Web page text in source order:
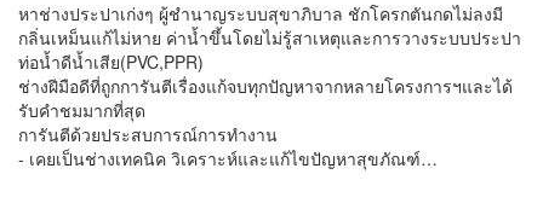
หาช่างประปาเก่งๆ ผู้ชำนาญระบบสุขาภิบาล ชักโครกตันกดไม่ลงมี
กลิ่นเหม็นแก้ไม่หาย ค่าน้ำขึ้นโดยไม่รู้สาเหตุและการวางระบบประปา
ท่อน้ำดีน้ำเสีย(PVC,PPR)
ช่างฝีมือดีที่ถูกการันตีเรื่องแก้จบทุกปัญหาจากหลายโครงการฯและได้
รับคำชมมากที่สุด
การันตีด้วยประสบการณ์การทำงาน
- เคยเป็นช่างเทคนิค วิเคราะห์และแก้ไขปัญหาสุขภัณฑ์…